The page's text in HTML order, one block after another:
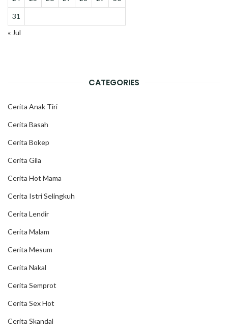
31
« Jul
CATEGORIES
Cerita Anak Tiri
Cerita Basah
Cerita Bokep
Cerita Gila
Cerita Hot Mama
Cerita Istri Selingkuh
Cerita Lendir
Cerita Malam
Cerita Mesum
Cerita Nakal
Cerita Semprot
Cerita Sex Hot
Cerita Skandal